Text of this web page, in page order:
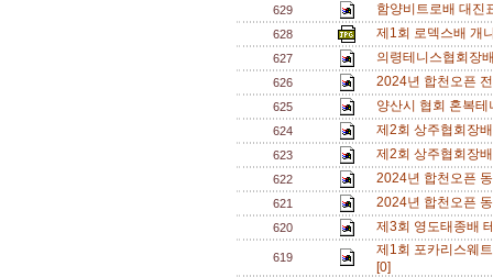
629 함양비트로배 대
628 제1회 로덱스배 개
627 의령테니스협회장
626 2024년 합천오픈
625 양산시 협회 혼복
624 제2회 상주협회장
623 제2회 상주협회장
622 2024년 합천오픈
621 2024년 합천오픈
620 제3회 영도태종배
619
제1회 포카리스웨
[0]